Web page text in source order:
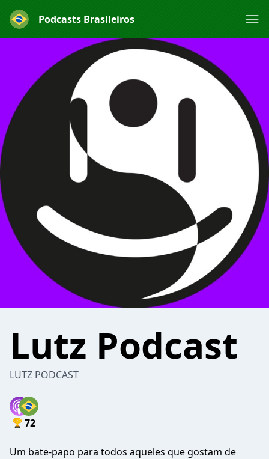
Podcasts Brasileiros
Lutz Podcast
LUTZ PODCAST
72
Um bate-papo para todos aqueles que gostam de